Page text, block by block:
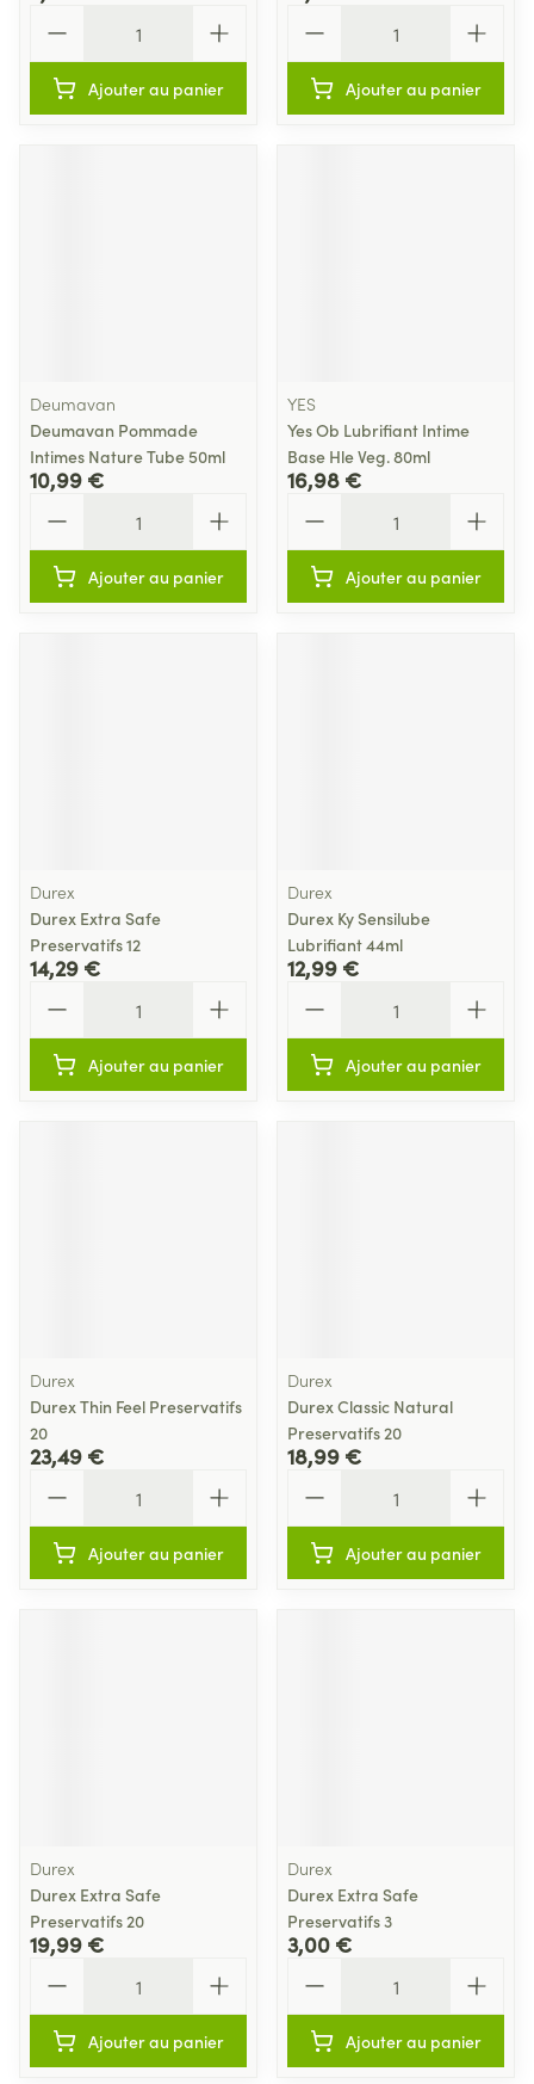
Ajouter au panier Ajouter au panier
Deumavan
Deumavan Pommade
Intimes Nature Tube 50ml
10,99 €
Ajouter au panier
YES
Yes Ob Lubrifiant Intime
Base Hle Veg. 80ml
16,98 €
Ajouter au panier
Durex
Durex Extra Safe
Preservatifs 12
14,29 €
Ajouter au panier
Durex
Durex Ky Sensilube
Lubrifiant 44ml
12,99 €
Ajouter au panier
Durex
Durex Thin Feel Preservatifs
20
23,49 €
Ajouter au panier
Durex
Durex Classic Natural
Preservatifs 20
18,99 €
Ajouter au panier
Durex
Durex Extra Safe
Preservatifs 20
19,99 €
Ajouter au panier
Durex
Durex Extra Safe
Preservatifs 3
3,00 €
Ajouter au panier